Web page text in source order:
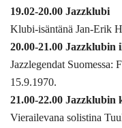
19.02-20.00 Jazzklubi
Klubi-isäntänä Jan-Erik
20.00-21.00 Jazzklubin
Jazzlegendat
15.9.1970.
21.00-22.00 Jazzklubin
Vierailevana solistina